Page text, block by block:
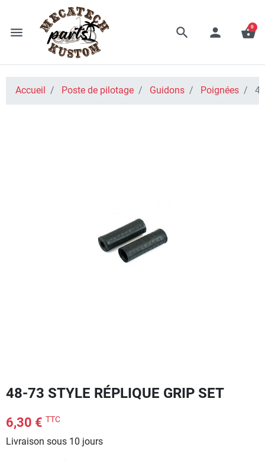
menu search person shopping_basket
0
Accueil Poste de pilotage Guidons Poignées
48-73 STYLE RÉPLIQUE GRIP SET
6,30 € TTC
Livraison sous 10 jours